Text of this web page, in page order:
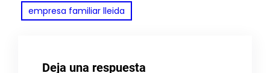
empresa familiar lleida
Deja una respuesta